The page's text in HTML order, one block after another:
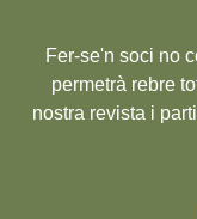
Fer-se'n soci no
permetrà rebre
nostra revista i